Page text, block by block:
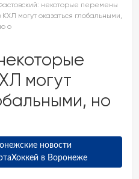
некоторые перемены
КХЛ могут оказаться глобальными,
о
могут
но
новости
Хоккей в Воронеже